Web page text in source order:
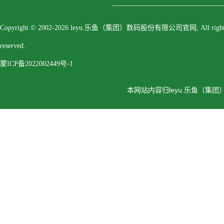
Copyright © 2002-2026 leyu.乐鱼（集团）数码股份有限公司官网, All
reserved.
蒙ICP备2022002449号-1
本网站内容归leyu.乐鱼（集团